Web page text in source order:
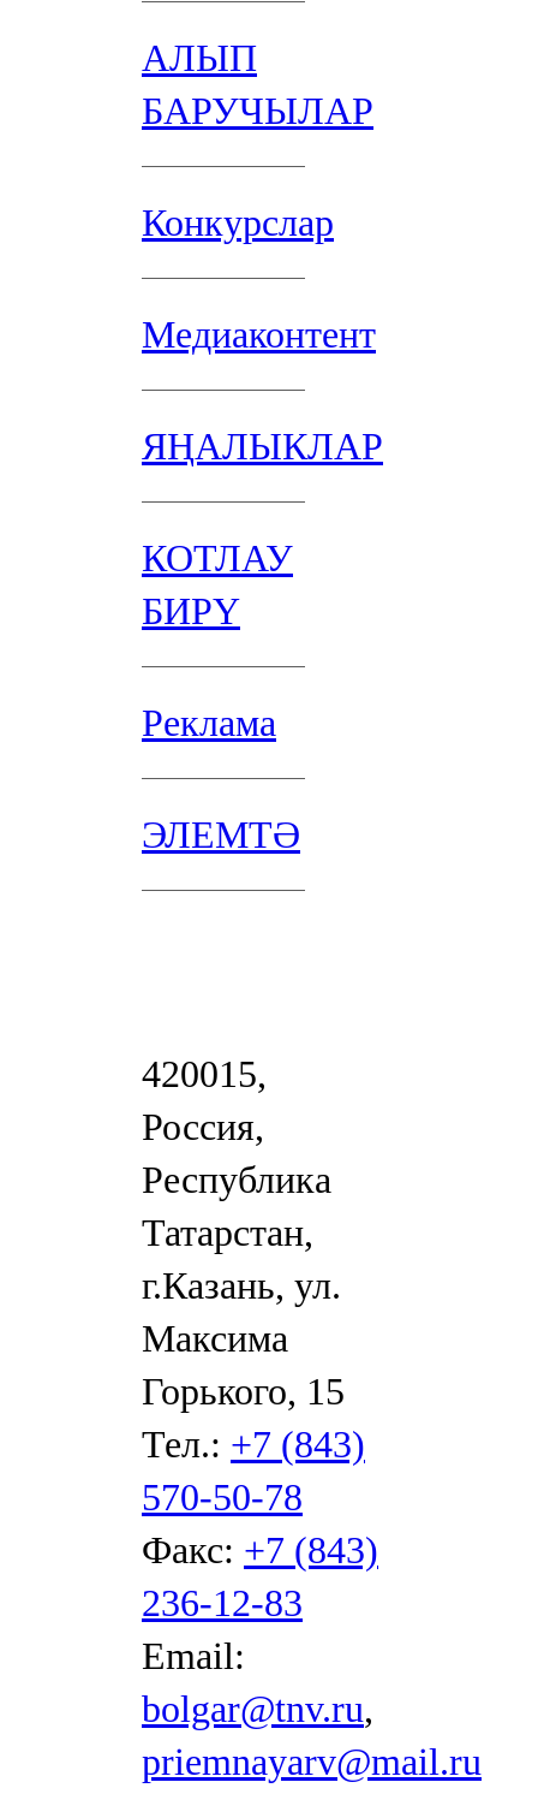
АЛЫП
БАРУЧЫЛАР
Конкурслар
Медиаконтент
ЯҢАЛЫКЛАР
КОТЛАУ
БИРҮ
Реклама
ЭЛЕМТӘ
420015,
Россия,
Республика
Татарстан,
г.Казань, ул.
Максима
Горького, 15
Тел.: +7 (843)
570-50-78
Факс: +7 (843)
236-12-83
Email:
bolgar@tnv.ru,
priemnayarv@mail.ru